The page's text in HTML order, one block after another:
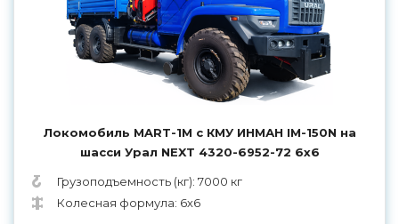
Локомобиль MART-1М с КМУ ИНМАН IM-150N на
шасси Урал NEXT 4320-6952-72 6х6
Грузоподъемность (кг): 7000 кг
Колесная формула: 6х6